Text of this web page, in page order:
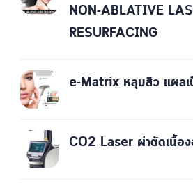
NON-ABLATIVE
RESURFACING
e-Matrix หลุมสิว แผล
CO2 Laser ผ่าตัดเนื้อ